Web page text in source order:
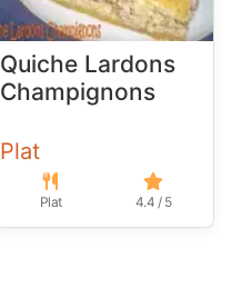
Quiche Lardons
Champignons
Plat
Plat 4.4 / 5